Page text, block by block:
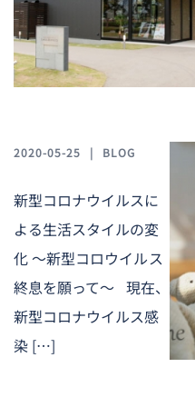
2020-05-25 BLOG
新型コロナウイルスに
よる生活スタイルの変
化 ～新型コロウイルス
終息を願って～ 現在、
新型コロナウイルス感
染 […]